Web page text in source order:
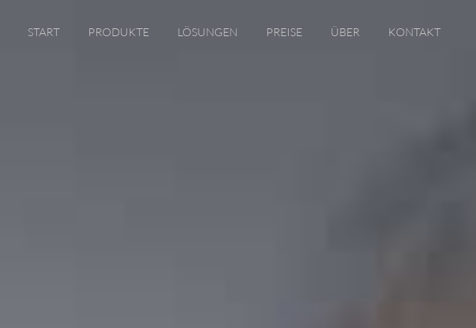
START PRODUKTE LÖSUNGEN PREISE ÜBER KONTAKT